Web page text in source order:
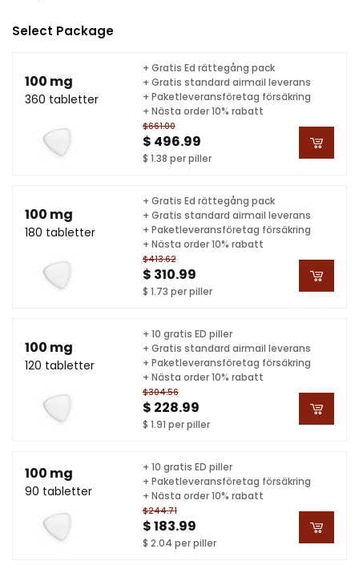
Select Package
100 mg
360 tabletter
$661.00
$ 496.99
$ 1.38 per piller
+ Gratis Ed rättegång pack
+ Gratis standard airmail leverans
+ Paketleveransföretag försäkring
+ Nästa order 10% rabatt
100 mg
180 tabletter
$413.62
$ 310.99
$ 1.73 per piller
+ Gratis Ed rättegång pack
+ Gratis standard airmail leverans
+ Paketleveransföretag försäkring
+ Nästa order 10% rabatt
100 mg
120 tabletter
$304.56
$ 228.99
$ 1.91 per piller
+ 10 gratis ED piller
+ Gratis standard airmail leverans
+ Paketleveransföretag försäkring
+ Nästa order 10% rabatt
100 mg
90 tabletter
$244.71
$ 183.99
$ 2.04 per piller
+ 10 gratis ED piller
+ Paketleveransföretag försäkring
+ Nästa order 10% rabatt